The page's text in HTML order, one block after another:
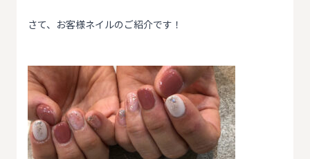
さて、お客様ネイルのご紹介です！